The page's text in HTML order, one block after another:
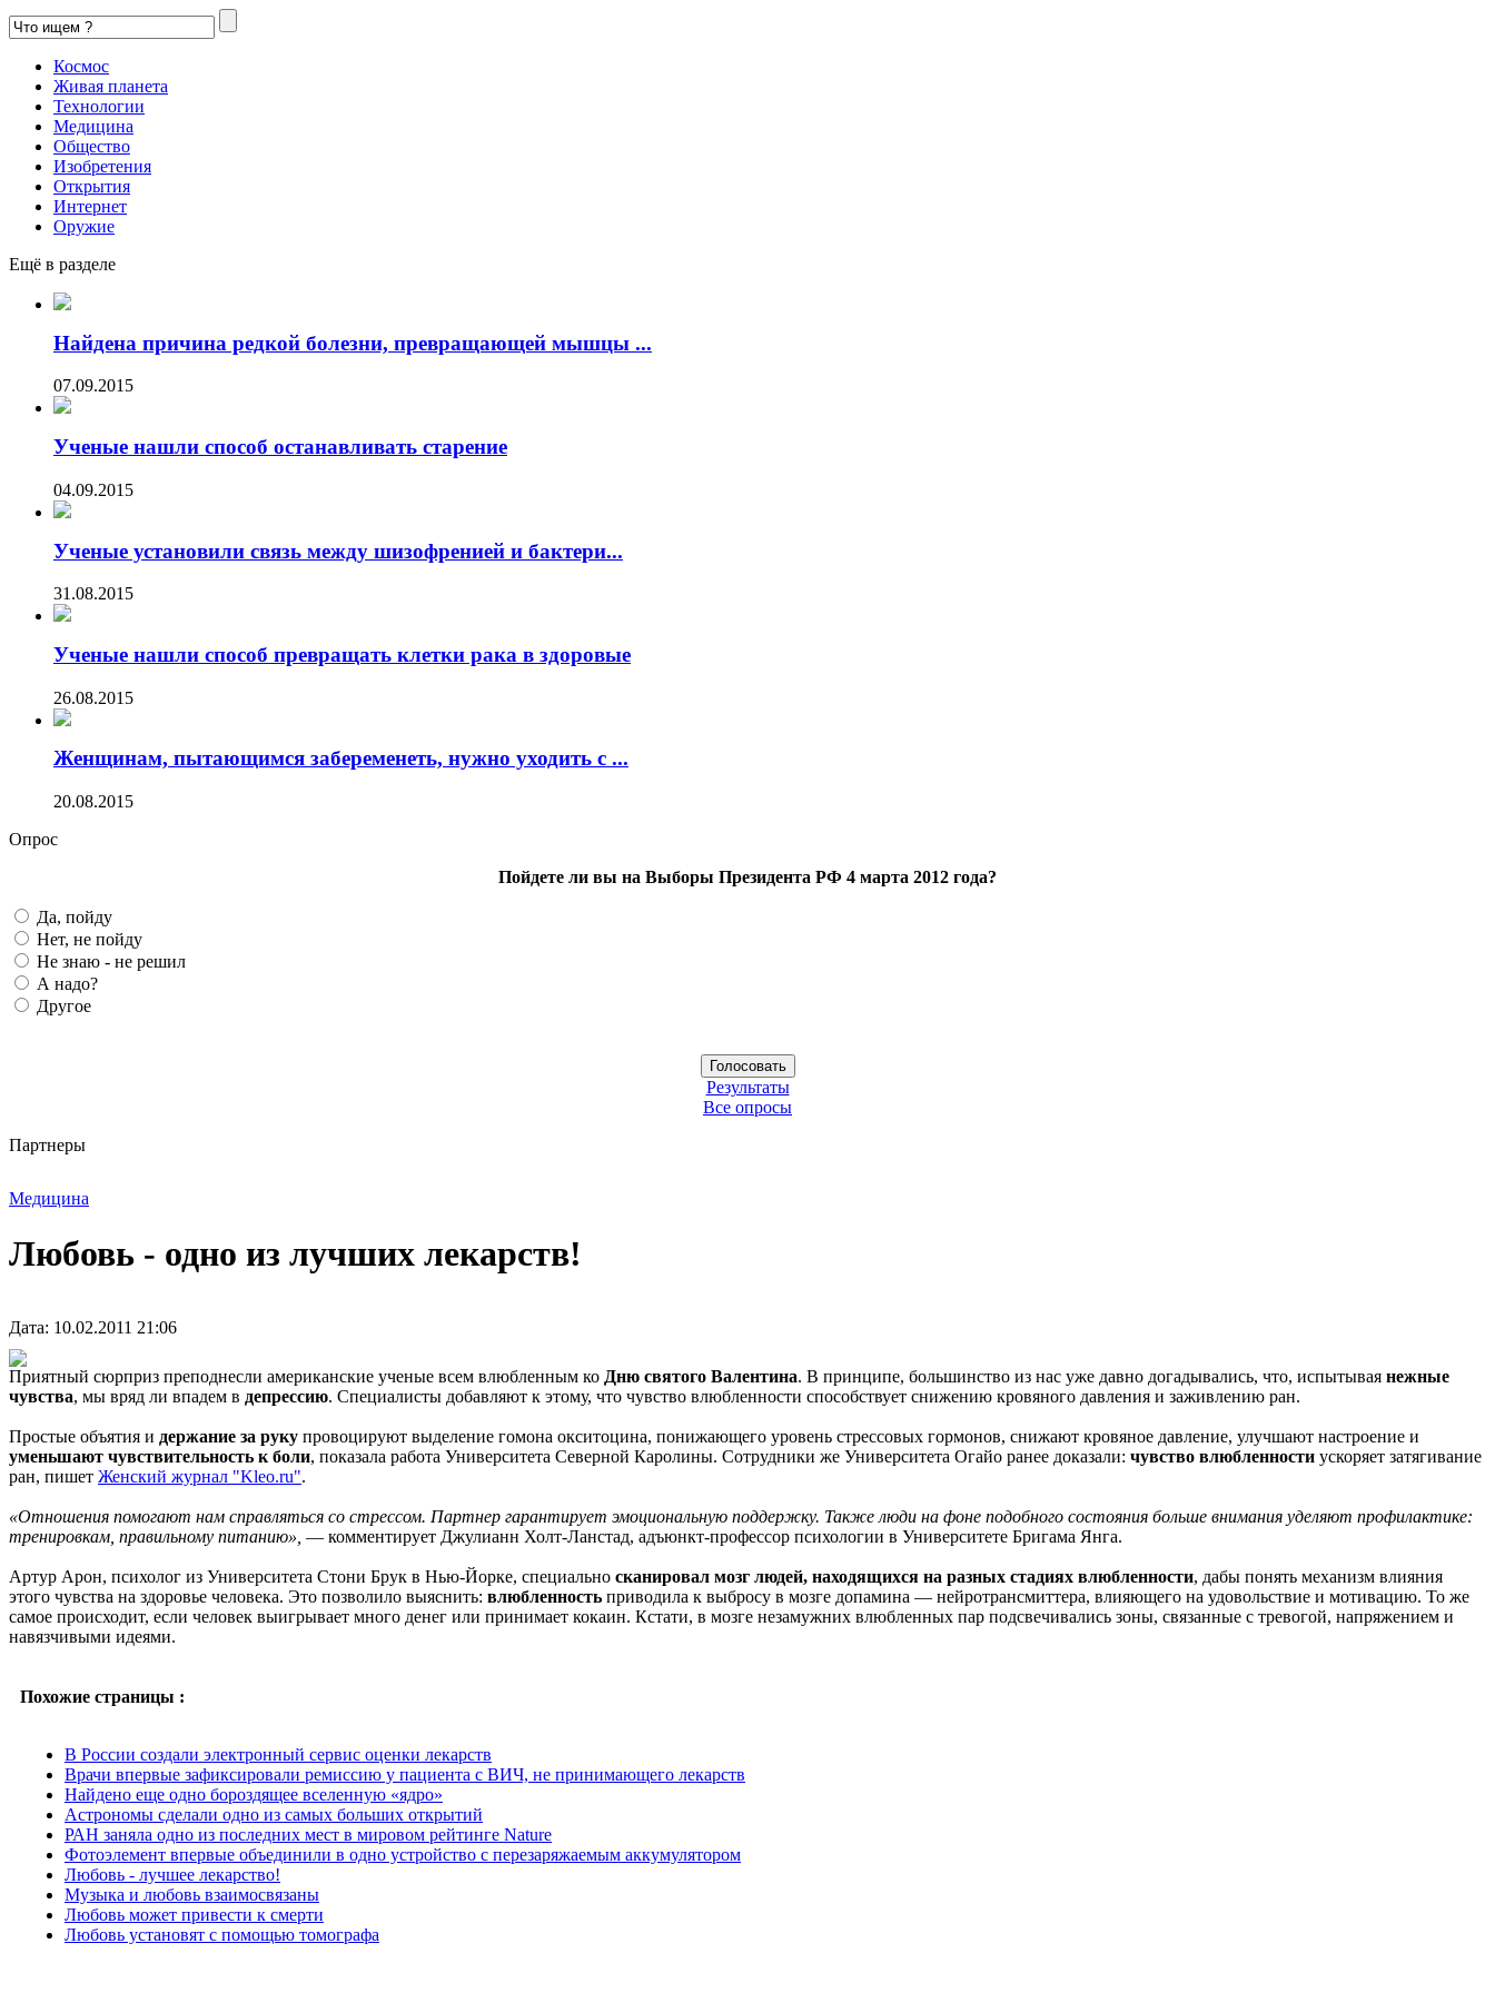
Космос
Живая планета
Технологии
Медицина
Общество
Изобретения
Открытия
Интернет
Оружие
Ещё в разделе
Найдена причина редкой болезни, превращающей мышцы ...
07.09.2015
Ученые нашли способ останавливать старение
04.09.2015
Ученые установили связь между шизофренией и бактери...
31.08.2015
Ученые нашли способ превращать клетки рака в здоровые
26.08.2015
Женщинам, пытающимся забеременеть, нужно уходить с ...
20.08.2015
Опрос
Пойдете ли вы на Выборы Президента РФ 4 марта 2012 года?
Да, пойду
Нет, не пойду
Не знаю - не решил
А надо?
Другое
Результаты
Все опросы
Партнеры
Медицина
Любовь - одно из лучших лекарств!
Дата: 10.02.2011 21:06
Приятный сюрприз преподнесли американские ученые всем влюбленным ко Дню святого Валентина. В принципе, большинство из нас уже давно догадывались, что, испытывая нежные
чувства, мы вряд ли впадем в депрессию. Специалисты добавляют к этому, что чувство влюбленности способствует снижению кровяного давления и заживлению ран.
Простые объятия и держание за руку провоцируют выделение гомона окситоцина, понижающего уровень стрессовых гормонов, снижают кровяное давление, улучшают настроение и
уменьшают чувствительность к боли, показала работа Университета Северной Каролины. Сотрудники же Университета Огайо ранее доказали: чувство влюбленности ускоряет затягивание
ран, пишет Женский журнал "Kleo.ru".
«Отношения помогают нам справляться со стрессом. Партнер гарантирует эмоциональную поддержку. Также люди на фоне подобного состояния больше внимания уделяют профилактике:
тренировкам, правильному питанию», — комментирует Джулианн Холт-Ланстад, адъюнкт-профессор психологии в Университете Бригама Янга.
Артур Арон, психолог из Университета Стони Брук в Нью-Йорке, специально сканировал мозг людей, находящихся на разных стадиях влюбленности, дабы понять механизм влияния
этого чувства на здоровье человека. Это позволило выяснить: влюбленность приводила к выбросу в мозге допамина — нейротрансмиттера, влияющего на удовольствие и мотивацию. То же
самое происходит, если человек выигрывает много денег или принимает кокаин. Кстати, в мозге незамужних влюбленных пар подсвечивались зоны, связанные с тревогой, напряжением и
навязчивыми идеями.
Похожие страницы :
В России создали электронный сервис оценки лекарств
Врачи впервые зафиксировали ремиссию у пациента с ВИЧ, не принимающего лекарств
Найдено еще одно бороздящее вселенную «ядро»
Астрономы сделали одно из самых больших открытий
РАН заняла одно из последних мест в мировом рейтинге Nature
Фотоэлемент впервые объединили в одно устройство с перезаряжаемым аккумулятором
Любовь - лучшее лекарство!
Музыка и любовь взаимосвязаны
Любовь может привести к смерти
Любовь установят с помощью томографа